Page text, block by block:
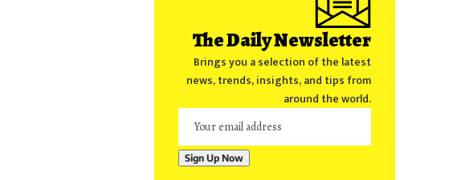
The Daily Newsletter
Brings you a selection of the latest
news, trends, insights, and tips from
around the world.